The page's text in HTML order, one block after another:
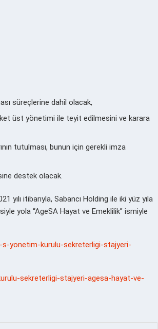
süreçlerine dahil olacak,
üst yönetimi ile teyit edilmesini ve karara
tutulması, bunun için gerekli imza
destek olacak.
yılı itibarıyla, Sabancı Holding ile iki yüz yıla
yola “AgeSA Hayat ve Emeklilik” ismiyle
yonetim-kurulu-sekreterligi-stajyeri-
sekreterligi-stajyeri-agesa-hayat-ve-